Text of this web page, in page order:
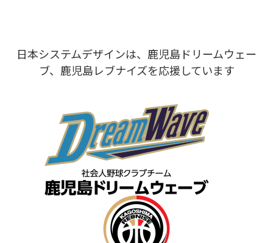
日本システムデザインは、鹿児島ドリームウェー
ブ、鹿児島レブナイズを応援しています